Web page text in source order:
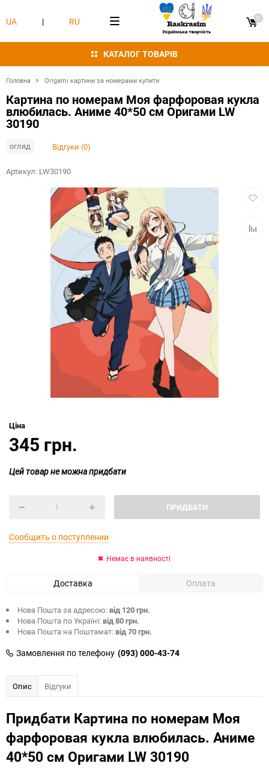
КАТАЛОГ ТОВАРІВ
UA | RU 0
Головна Origami картини за номерами купити
Картина по номерам Моя фарфоровая кукла
влюбилась. Аниме 40*50 см Оригами LW
30190
огляд Відгуки (0)
Артикул: LW30190
Ціна
345 грн.
Цей товар не можна придбати
ПРИДБАТИ
Сообщить о поступлении
Немає в наявності
Доставка Оплата
Нова Пошта за адресою:від 120 грн.
Нова Пошта по Україні:від 80 грн.
Нова Пошта на Поштамат:від 70 грн.
Замовлення по телефону (093) 000-43-74
Опис Відгуки
Придбати Картина по номерам Моя
фарфоровая кукла влюбилась. Аниме
40*50 см Оригами LW 30190